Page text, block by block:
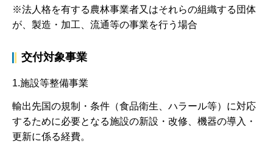
※法人格を有する農林事業者又はそれらの組織する団体
が、製造・加工、流通等の事業を行う場合
交付対象事業
1.施設等整備事業
輸出先国の規制・条件（食品衛生、ハラール等）に対応
するために必要となる施設の新設・改修、機器の導入・
更新に係る経費。